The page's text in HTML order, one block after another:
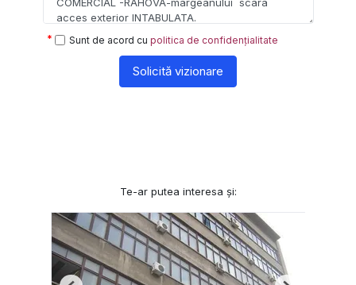
Sunt de acord cu politica de confidențialitate
Solicită vizionare
Te-ar putea interesa și: